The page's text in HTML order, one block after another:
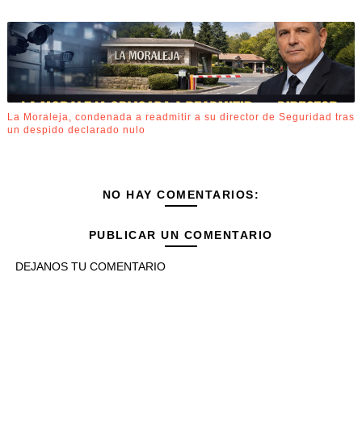
La Moraleja, condenada a readmitir a su director de Seguridad tras
un despido declarado nulo
NO HAY COMENTARIOS:
PUBLICAR UN COMENTARIO
DEJANOS TU COMENTARIO